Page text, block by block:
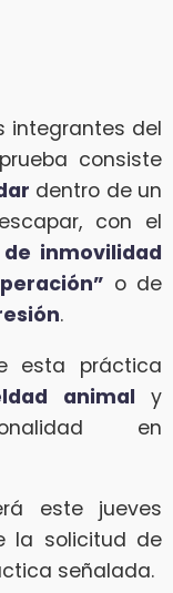
integrantes del
consiste
dentro de un
con el
inmovilidad
o de
.
esta práctica
animal y
en
este jueves
la solicitud de
señalada.